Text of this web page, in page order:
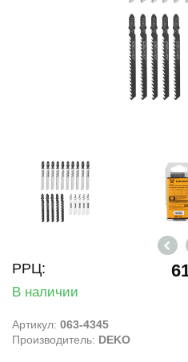
РРЦ:
В наличии
Артикул: 063-4345
Производитель: DEKO